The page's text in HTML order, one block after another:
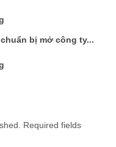
bị mở công ty...
Required fields